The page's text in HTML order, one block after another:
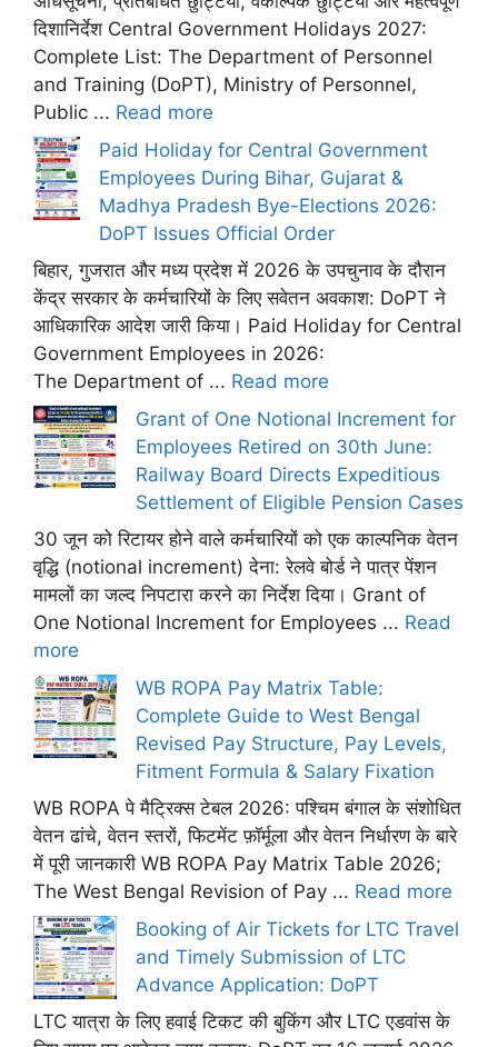
दिशानिर्देश Central Government Holidays 2027:
Complete List: The Department of Personnel
and Training (DoPT), Ministry of Personnel,
Public ... Read more
Paid Holiday for Central Government
Employees During Bihar, Gujarat &
Madhya Pradesh Bye-Elections 2026:
DoPT Issues Official Order
बिहार, गुजरात और मध्य प्रदेश में 2026 के उपचुनाव के दौरान
केंद्र सरकार के कर्मचारियों के लिए सवेतन अवकाश: DoPT ने
आधिकारिक आदेश जारी किया। Paid Holiday for Central
Government Employees in 2026:
The Department of ... Read more
Grant of One Notional Increment for
Employees Retired on 30th June:
Railway Board Directs Expeditious
Settlement of Eligible Pension Cases
30 जून को रिटायर होने वाले कर्मचारियों को एक काल्पनिक वेतन
वृद्धि (notional increment) देना: रेलवे बोर्ड ने पात्र पेंशन
मामलों का जल्द निपटारा करने का निर्देश दिया। Grant of
One Notional Increment for Employees ... Read
more
WB ROPA Pay Matrix Table:
Complete Guide to West Bengal
Revised Pay Structure, Pay Levels,
Fitment Formula & Salary Fixation
WB ROPA पे मैट्रिक्स टेबल 2026: पश्चिम बंगाल के संशोधित
वेतन ढांचे, वेतन स्तरों, फिटमेंट फ़ॉर्मूला और वेतन निर्धारण के बारे
में पूरी जानकारी WB ROPA Pay Matrix Table 2026;
The West Bengal Revision of Pay ... Read more
Booking of Air Tickets for LTC Travel
and Timely Submission of LTC
Advance Application: DoPT
LTC यात्रा के लिए हवाई टिकट की बुकिंग और LTC एडवांस के